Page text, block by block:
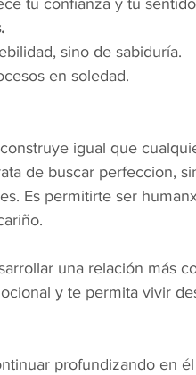
tu confianza y tu
sino de sabiduría.
en soledad.
igual que
de buscar perfeccion,
Es permitirte ser
una relación más
y te permita vivir
profundizando en él